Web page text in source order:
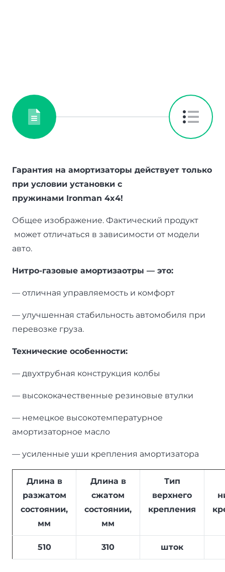
Гарантия на амортизаторы действует только
при условии установки с
пружинами Ironman 4x4!
Общее изображение. Фактический продукт
может отличаться в зависимости от модели
авто.
Нитро-газовые амортизаотры — это:
— отличная управляемость и комфорт
— улучшенная стабильность автомобиля при
перевозке груза.
Технические особенности:
— двухтрубная конструкция колбы
— высококачественные резиновые втулки
— немецкое высокотемпературное
амортизаторное масло
— усиленные уши крепления амортизатора
Длина в
разжатом
состоянии,
мм
Длина в
сжатом
состоянии,
мм
Тип
верхнего
крепления
510 310 шток